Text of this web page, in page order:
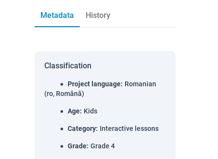
Metadata History
Classification
Project language: Romanian
(ro, Română)
Age: Kids
Category: Interactive lessons
Grade: Grade 4